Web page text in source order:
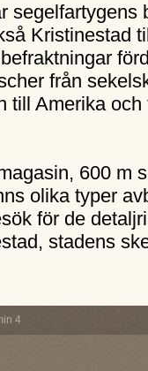
segelfartygens
Kristinestad
från
till Amerika
600 m
olika typer
för de
stadens
4